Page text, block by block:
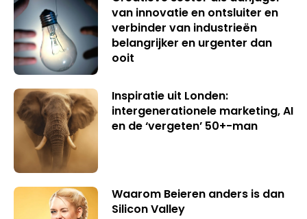
van innovatie en ontsluiter en
verbinder van industrieën
belangrijker en urgenter dan
ooit
Inspiratie uit Londen:
intergenerationele marketing, AI
en de ‘vergeten’ 50+-man
Waarom Beieren anders is dan
Silicon Valley